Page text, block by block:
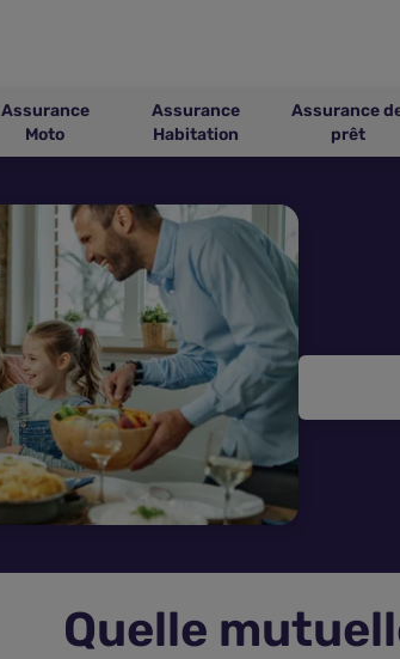
Assurance
Moto
Assurance
Habitation
Assurance
prêt
Quelle